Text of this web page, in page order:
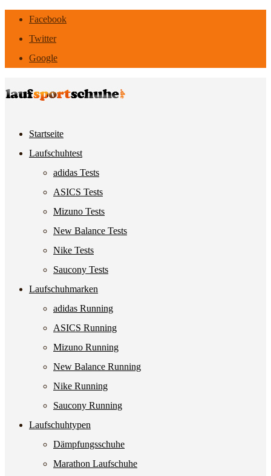
Facebook
Twitter
Google
Startseite
Laufschuhtest
adidas Tests
ASICS Tests
Mizuno Tests
New Balance Tests
Nike Tests
Saucony Tests
Laufschuhmarken
adidas Running
ASICS Running
Mizuno Running
New Balance Running
Nike Running
Saucony Running
Laufschuhtypen
Dämpfungsschuhe
Marathon Laufschuhe